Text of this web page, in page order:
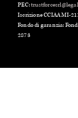
PEC:
Iscrizione CCIAA MI-
Fondo di garanzia:
2873